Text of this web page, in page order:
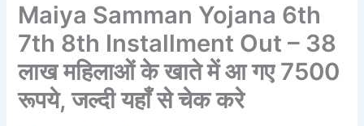
Maiya Samman Yojana 6th
7th 8th Installment Out – 38
लाख महिलाओं के खाते में आ गए 7500
रूपये, जल्दी यहाँ से चेक करे